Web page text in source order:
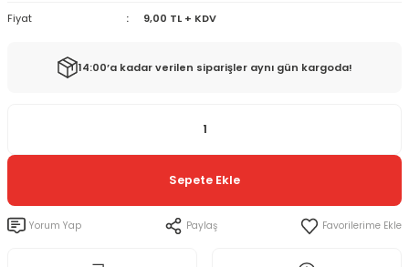
Fiyat 9,00 TL + KDV
14:00’a kadar verilen siparişler aynı gün kargoda!
Sepete Ekle
Yorum Yap Paylaş